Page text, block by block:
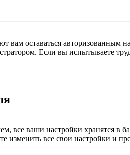
вам оставаться
Если вы испытываете
все ваши настройки хранятся
изменить все свои настройки и